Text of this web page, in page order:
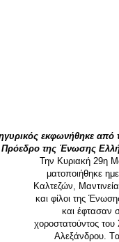
εκφωνήθηκε από
Πρόεδρο της Ένωσης
Την Κυριακή 29η
ματοποιήθηκε
Kαλτεζών,
και φίλοι της
και έφτασαν
χοροστατούντος του
Αλεξάνδρου.